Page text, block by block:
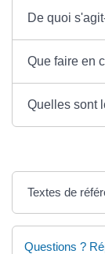
De quoi
Que faire en
Quelles sont
Textes de
Questions ?